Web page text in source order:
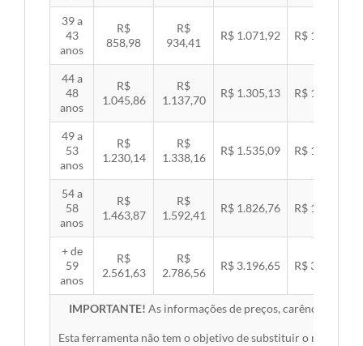
39 a
43
anos
R$
858,98
R$
934,41
R$ 1.071,92 R$ 1.104,60
44 a
48
anos
R$
1.045,86
R$
1.137,70
R$ 1.305,13 R$ 1.344,92
49 a
53
anos
R$
1.230,14
R$
1.338,16
R$ 1.535,09 R$ 1.581,89
54 a
58
anos
R$
1.463,87
R$
1.592,41
R$ 1.826,76 R$ 1.882,45
+ de
59
anos
R$
2.561,63
R$
2.786,56
R$ 3.196,65 R$ 3.294,10
IMPORTANTE! As informações de preços, carências,
Esta ferramenta não tem o objetivo de substituir o material